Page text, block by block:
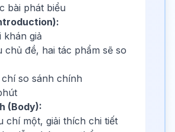
bài phát biểu
khán giả
chủ đề, hai tác phẩm sẽ so
so sánh chính
(Body):
chí một, giải thích chi tiết